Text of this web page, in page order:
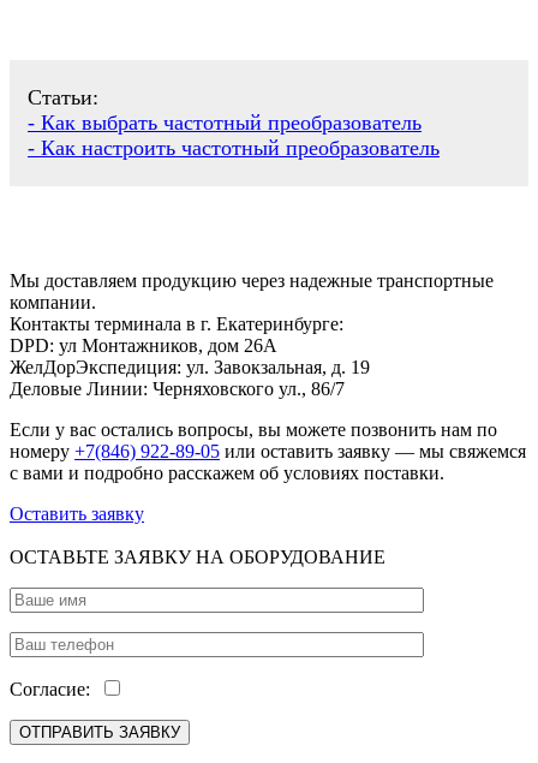
Статьи:
- Как выбрать частотный преобразователь
- Как настроить частотный преобразователь
Мы доставляем продукцию через надежные транспортные
компании.
Контакты терминала в г. Екатеринбурге:
DPD: ул Монтажников, дом 26А
ЖелДорЭкспедиция: ул. Завокзальная, д. 19
Деловые Линии: Черняховского ул., 86/7
Если у вас остались вопросы, вы можете позвонить нам по
номеру +7(846) 922-89-05 или оставить заявку — мы свяжемся
с вами и подробно расскажем об условиях поставки.
Оставить заявку
ОСТАВЬТЕ ЗАЯВКУ НА ОБОРУДОВАНИЕ
Согласие: